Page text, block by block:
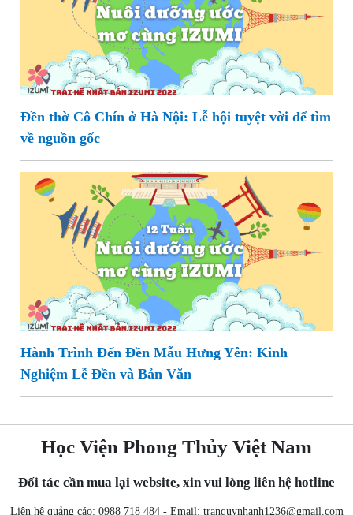
Đền thờ Cô Chín ở Hà Nội: Lễ hội tuyệt vời để tìm
về nguồn gốc
Hành Trình Đến Đền Mẫu Hưng Yên: Kinh
Nghiệm Lễ Đền và Bản Văn
Học Viện Phong Thủy Việt Nam
Đối tác cần mua lại website, xin vui lòng liên hệ hotline
Liên hệ quảng cáo: 0988 718 484 - Email: tranquynhanh1236@gmail.com